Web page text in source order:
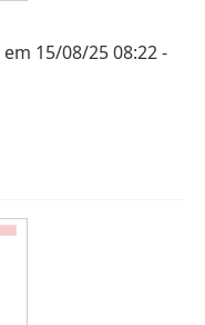
em 15/08/25 08:22-